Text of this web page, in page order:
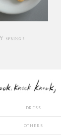
DRESS
OTHERS